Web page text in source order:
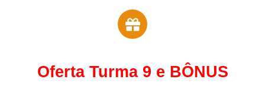
Oferta Turma 9 e BÔNUS